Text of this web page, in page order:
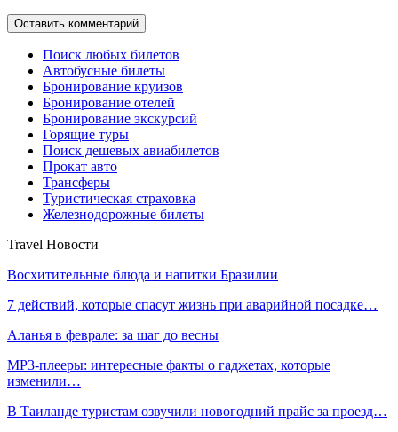
Поиск любых билетов
Автобусные билеты
Бронирование круизов
Бронирование отелей
Бронирование экскурсий
Горящие туры
Поиск дешевых авиабилетов
Прокат авто
Трансферы
Туристическая страховка
Железнодорожные билеты
Travel Новости
Восхитительные блюда и напитки Бразилии
7 действий, которые спасут жизнь при аварийной посадке…
Аланья в феврале: за шаг до весны
MP3-плееры: интересные факты о гаджетах, которые
изменили…
В Таиланде туристам озвучили новогодний прайс за проезд…